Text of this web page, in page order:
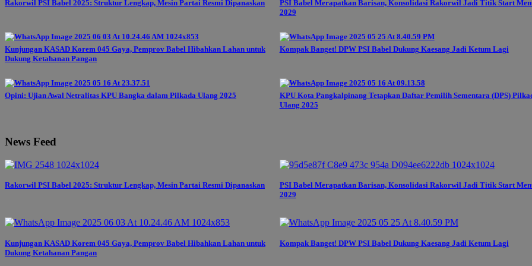
Rakorwil PSI Babel 2025: Struktur Lengkap, Mesin Partai Resmi Dipanaskan
PSI Babel Merapatkan Barisan, Konsolidasi Rakorwil Jadi Titik Start
2029
Kunjungan KASAD Korem 045 Gaya, Pemprov Babel Hibahkan Lahan untuk
Dukung Ketahanan Pangan
Kompak Banget! DPW PSI Babel Dukung Kaesang Jadi Ketum Lagi
Opini: Ujian Awal Netralitas KPU Bangka dalam Pilkada Ulang 2025
KPU Kota Pangkalpinang Tetapkan Daftar Pemilih Sementara (DPS)
Ulang 2025
News Feed
Rakorwil PSI Babel 2025: Struktur Lengkap, Mesin Partai Resmi Dipanaskan
PSI Babel Merapatkan Barisan, Konsolidasi Rakorwil Jadi Titik Start
2029
Kunjungan KASAD Korem 045 Gaya, Pemprov Babel Hibahkan Lahan untuk
Dukung Ketahanan Pangan
Kompak Banget! DPW PSI Babel Dukung Kaesang Jadi Ketum Lagi